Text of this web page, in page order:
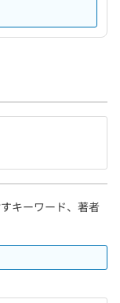
キーワード、著者